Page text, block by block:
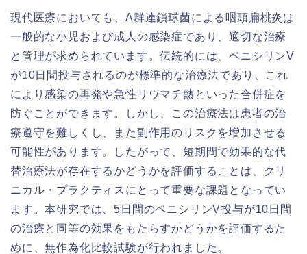
現代医療においても、A群連鎖球菌による咽頭扁桃炎は
一般的な小児および成人の感染症であり、適切な治療
と管理が求められています。伝統的には、ペニシリンV
が10日間投与されるのが標準的な治療法であり、これ
により感染の再発や急性リウマチ熱といった合併症を
防ぐことができます。しかし、この治療法は患者の治
療遵守を難しくし、また副作用のリスクを増加させる
可能性があります。したがって、短期間で効果的な代
替治療法が存在するかどうかを評価することは、クリ
ニカル・プラクティスにとって重要な課題となってい
ます。本研究では、5日間のペニシリンV投与が10日間
の治療と同等の効果をもたらすかどうかを評価するた
めに、無作為化比較試験が行われました。